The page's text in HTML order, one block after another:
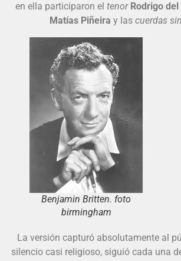
en ella participaron el tenor Rodrigo del
Matías Piñeira y las cuerdas
Benjamin Britten. foto
birmingham
La versión capturó absolutamente al
silencio casi religioso, siguió cada una